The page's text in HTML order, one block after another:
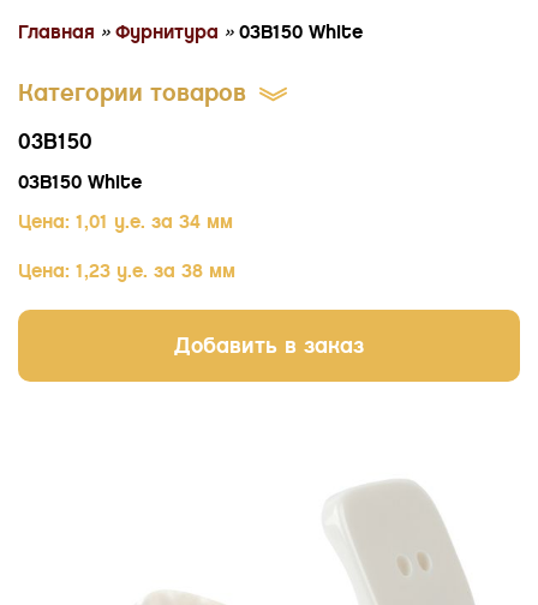
Главная » Фурнитура » 03B150 White
Категории товаров
03B150
03B150 White
Цена: 1,01 у.е. за 34 мм
Цена: 1,23 у.е. за 38 мм
Добавить в заказ